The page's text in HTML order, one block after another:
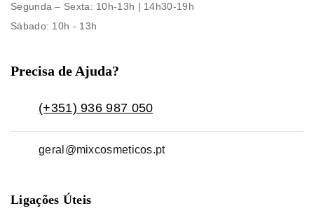
Segunda – Sexta: 10h-13h | 14h30-19h
Sábado: 10h - 13h
Precisa de Ajuda?
(+351) 936 987 050
geral@mixcosmeticos.pt
Ligações Úteis